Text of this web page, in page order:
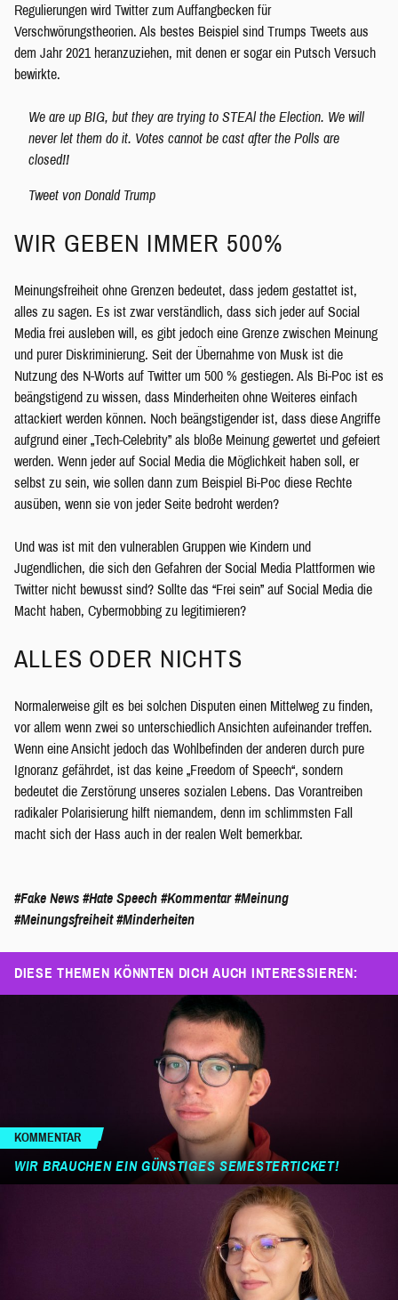
Regulierungen wird Twitter zum Auffangbecken für
Verschwörungstheorien. Als bestes Beispiel sind Trumps Tweets aus
dem Jahr 2021 heranzuziehen, mit denen er sogar ein Putsch Versuch
bewirkte.
We are up BIG, but they are trying to STEAl the Election. We will
never let them do it. Votes cannot be cast after the Polls are
closed!!
Tweet von Donald Trump
WIR GEBEN IMMER 500%
Meinungsfreiheit ohne Grenzen bedeutet, dass jedem gestattet ist,
alles zu sagen. Es ist zwar verständlich, dass sich jeder auf Social
Media frei ausleben will, es gibt jedoch eine Grenze zwischen Meinung
und purer Diskriminierung. Seit der Übernahme von Musk ist die
Nutzung des N-Worts auf Twitter um 500 % gestiegen. Als Bi-Poc ist es
beängstigend zu wissen, dass Minderheiten ohne Weiteres einfach
attackiert werden können. Noch beängstigender ist, dass diese Angriffe
aufgrund einer „Tech-Celebrity” als bloße Meinung gewertet und gefeiert
werden. Wenn jeder auf Social Media die Möglichkeit haben soll, er
selbst zu sein, wie sollen dann zum Beispiel Bi-Poc diese Rechte
ausüben, wenn sie von jeder Seite bedroht werden?
Und was ist mit den vulnerablen Gruppen wie Kindern und
Jugendlichen, die sich den Gefahren der Social Media Plattformen wie
Twitter nicht bewusst sind? Sollte das “Frei sein” auf Social Media die
Macht haben, Cybermobbing zu legitimieren?
ALLES ODER NICHTS
Normalerweise gilt es bei solchen Disputen einen Mittelweg zu finden,
vor allem wenn zwei so unterschiedlich Ansichten aufeinander treffen.
Wenn eine Ansicht jedoch das Wohlbefinden der anderen durch pure
Ignoranz gefährdet, ist das keine „Freedom of Speech“, sondern
bedeutet die Zerstörung unseres sozialen Lebens. Das Vorantreiben
radikaler Polarisierung hilft niemandem, denn im schlimmsten Fall
macht sich der Hass auch in der realen Welt bemerkbar.
#Fake News #Hate Speech #Kommentar #Meinung
#Meinungsfreiheit #Minderheiten
DIESE THEMEN KÖNNTEN DICH AUCH INTERESSIEREN:
KOMMENTAR
WIR BRAUCHEN EIN GÜNSTIGES SEMESTERTICKET!